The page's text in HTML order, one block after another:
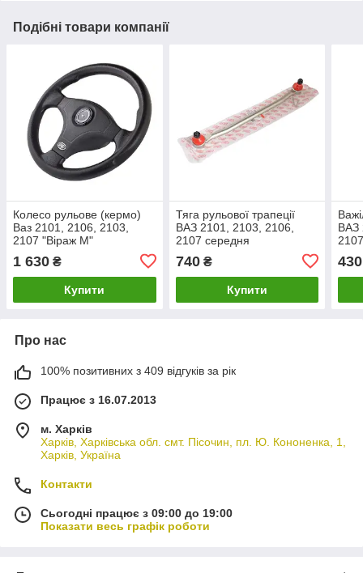
Подібні товари компанії
Колесо рульове (кермо)
Ваз 2101, 2106, 2103,
2107 "Віраж М"
1 630 ₴
Купити
Тяга рульової трапеції
ВАЗ 2101, 2103, 2106,
2107 середня
EXTREME, Чехія)
740₴
Купити
ВАЗ
430
Про нас
100% позитивних з 409 відгуків за рік
Працює з 16.07.2013
м. Харків
Харків, Харківська обл. смт. Пісочин, пл. Ю. Кононенка, 1,
Харків, Україна
Контакти
Сьогодні працює з 09:00 до 19:00
Показати весь графік роботи